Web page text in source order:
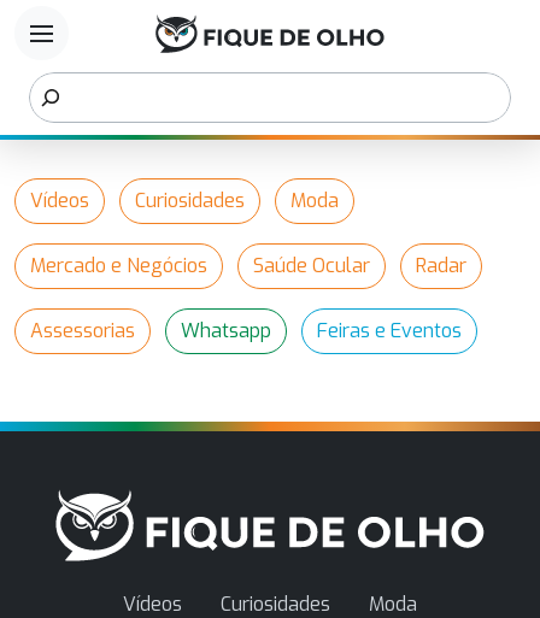
menu
Vídeos Curiosidades Moda
Mercado e Negócios Saúde Ocular Radar
Assessorias Whatsapp Feiras e Eventos
Vídeos Curiosidades
Moda